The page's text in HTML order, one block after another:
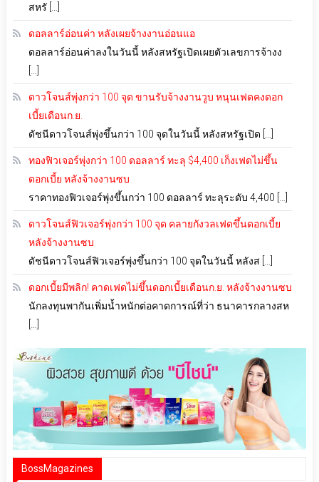
สหรั […]
ดอลลาร์อ่อนค่า หลังเผยจ้างงานอ่อนแอ
ดอลลาร์อ่อนค่าลงในวันนี้ หลังสหรัฐเปิดเผยตัวเลขการจ้างง
ดาวโจนส์พุ่งกว่า 100 จุด ขานรับจ้างงานวูบ หนุนเฟดคงดอก
เบี้ยเดือนก.ย.
ดัชนีดาวโจนส์พุ่งขึ้นกว่า 100 จุดในวันนี้ หลังสหรัฐเปิด […]
ทองฟิวเจอร์พุ่งกว่า 100 ดอลลาร์ ทะลุ $4,400 เก็งเฟดไม่ขึ้น
ดอกเบี้ย หลังจ้างงานซบ
ราคาทองฟิวเจอร์พุ่งขึ้นกว่า 100 ดอลลาร์ ทะลุระดับ 4,400 […]
ดาวโจนส์ฟิวเจอร์พุ่งกว่า 100 จุด คลายกังวลเฟดขึ้นดอกเบี้ย
หลังจ้างงานซบ
ดัชนีดาวโจนส์ฟิวเจอร์พุ่งขึ้นกว่า 100 จุดในวันนี้ หลังส […]
ดอกเบี้ยมีพลิก! คาดเฟดไม่ขึ้นดอกเบี้ยเดือนก.ย. หลังจ้างงานซบ
นักลงทุนพากันเพิ่มน้ำหนักต่อคาดการณ์ที่ว่า ธนาคารกลางสห
BossMagazines